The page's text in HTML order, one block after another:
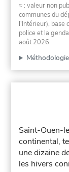
≈ : valeur non
communes du
l'Intérieur), base
police et la
août 2026.
Méthodologie
Saint-Ouen-
continental,
une dizaine
les hivers